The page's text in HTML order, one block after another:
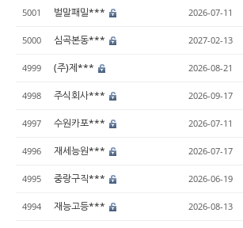
5001 벌말패밀*** 2026-07-11
5000 심곡본동*** 2027-02-13
4999 (주)제*** 2026-08-21
4998 주식회사*** 2026-09-17
4997 수원카포*** 2026-07-11
4996 재세능원*** 2026-07-17
4995 중랑구직*** 2026-06-19
4994 재능고등*** 2026-08-13